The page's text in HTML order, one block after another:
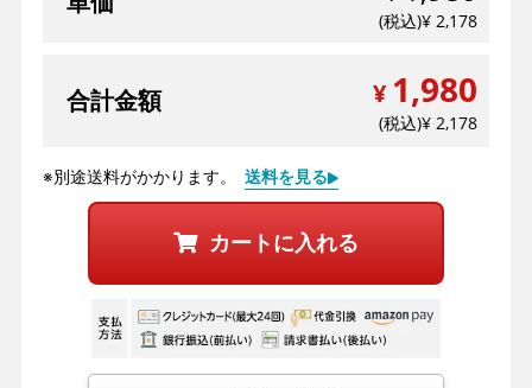
2,178
合計金額 1,980
2,178
※別途送料がかかります。 送料を見る
カートに入れる